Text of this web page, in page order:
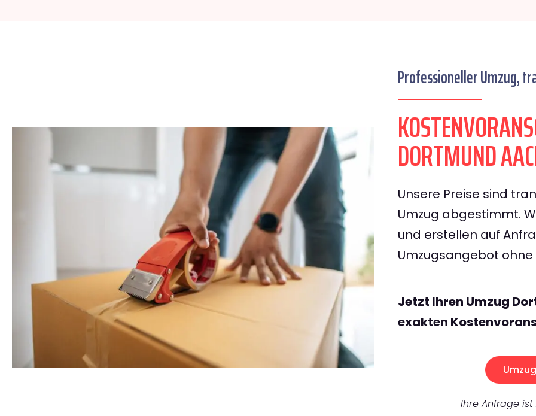
Professioneller Umzug,
DORTMUND
Unsere Preise sind
Umzug abgestimmt.
und erstellen auf
Umzugsangebot
Jetzt Ihren Umzug
exakten
Ihre Anfrage ist